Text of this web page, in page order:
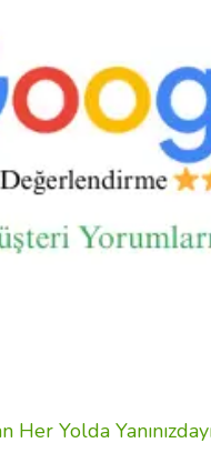
Her Yolda